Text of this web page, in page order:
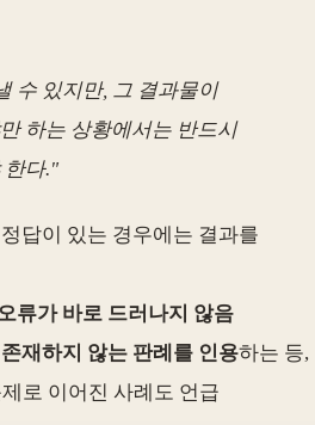
수 있지만, 그 결과물이
하는 상황에서는 반드시
한다."
답이 있는 경우에는 결과를
류가 바로 드러나지 않음
존재하지 않는 판례를 인용하는 등,
로 이어진 사례도 언급